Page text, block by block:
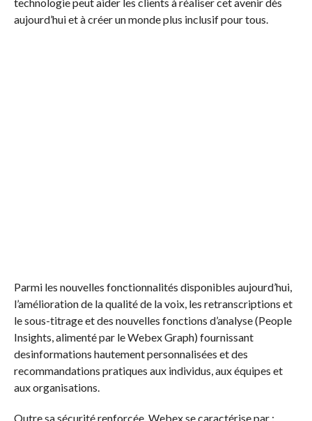
aujourd’hui et à créer un monde plus inclusif pour tous.
Parmi les nouvelles fonctionnalités disponibles aujourd’hui,
l’amélioration de la qualité de la voix, les retranscriptions et
le sous-titrage et des nouvelles fonctions d’analyse (People
Insights, alimenté par le Webex Graph) fournissant
desinformations hautement personnalisées et des
recommandations pratiques aux individus, aux équipes et
aux organisations.
Outre sa sécurité renforcée, Webex se caractérise par :